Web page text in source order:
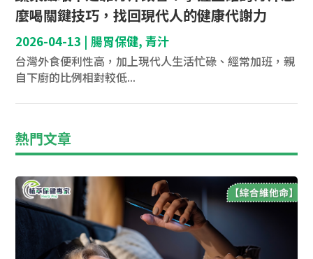
麼喝關鍵技巧，找回現代人的健康代謝力
2026-04-13 |腸胃保健,青汁
台灣外食便利性高，加上現代人生活忙碌、經常加班，親
自下廚的比例相對較低...
熱門文章